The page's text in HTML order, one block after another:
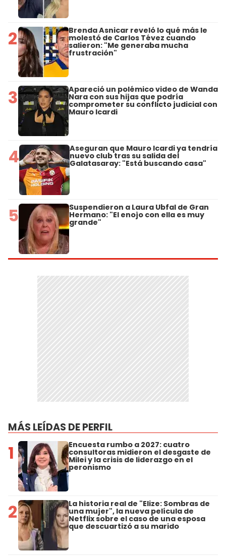
2 Brenda Asnicar reveló lo qué más le
molestó de Carlos Tévez cuando
salieron: "Me generaba mucha
frustración"
3 Apareció un polémico video de Wanda
Nara con sus hijas que podría
comprometer su conflicto judicial con
Mauro Icardi
4 Aseguran que Mauro Icardi ya tendría
nuevo club tras su salida del
Galatasaray: "Está buscando casa"
5 Suspendieron a Laura Ubfal de Gran
Hermano: "El enojo con ella es muy
grande"
MÁS LEÍDAS DE PERFIL
1 Encuesta rumbo a 2027: cuatro
consultoras midieron el desgaste de
Milei y la crisis de liderazgo en el
peronismo
2 La historia real de "Elize: Sombras de
una mujer", la nueva película de
Netflix sobre el caso de una esposa
que descuartizó a su marido